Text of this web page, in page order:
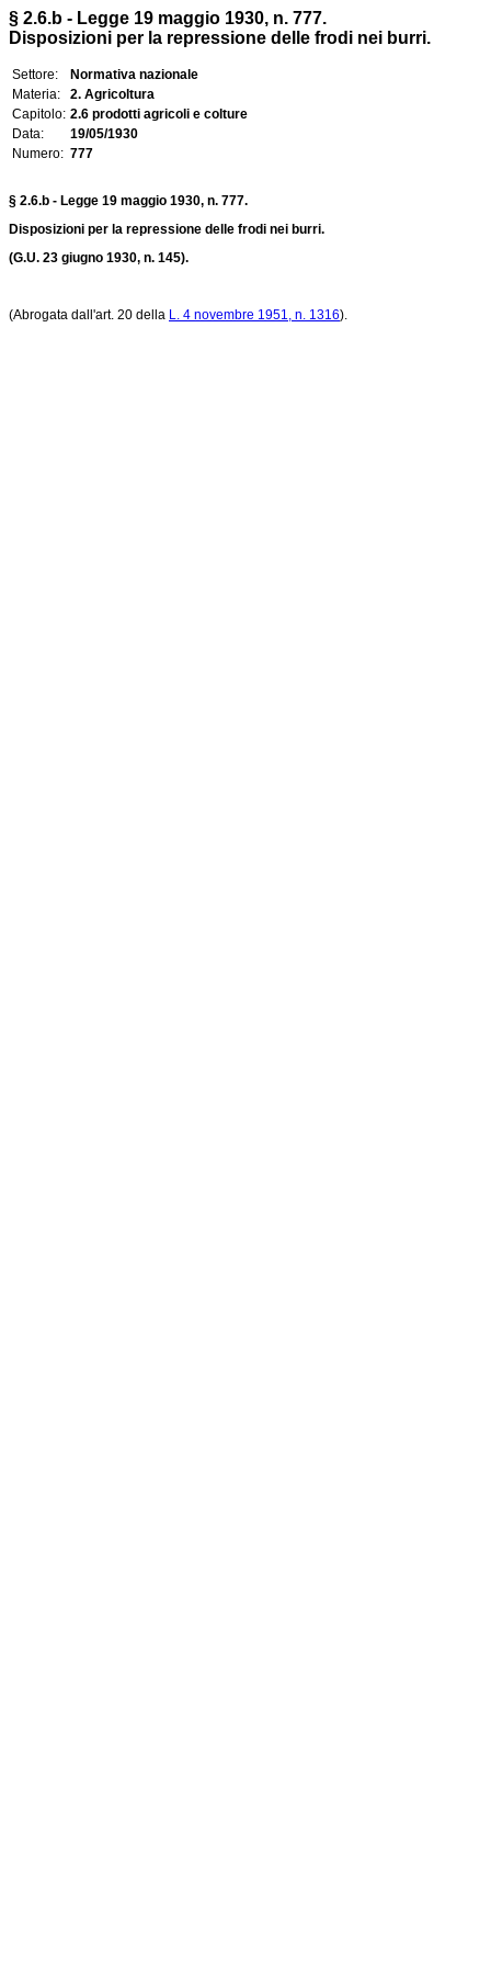
§ 2.6.b - Legge 19 maggio 1930, n. 777.
Disposizioni per la repressione delle frodi nei burri.
Settore:
Normativa nazionale
Materia:
2. Agricoltura
Capitolo: 2.6 prodotti agricoli e colture
Data:
19/05/1930
Numero: 777
§ 2.6.b - Legge 19 maggio 1930, n. 777.
Disposizioni per la repressione delle frodi nei burri.
(G.U. 23 giugno 1930, n. 145).
(Abrogata dall'art. 20 della L. 4 novembre 1951, n. 1316).